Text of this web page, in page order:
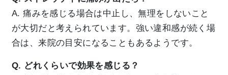
A. 痛みを感じる場合は中止し、無理をしないこと
が大切だと考えられています。強い違和感が続く場
合は、来院の目安になることもあるようです。
Q. どれくらいで効果を感じる？